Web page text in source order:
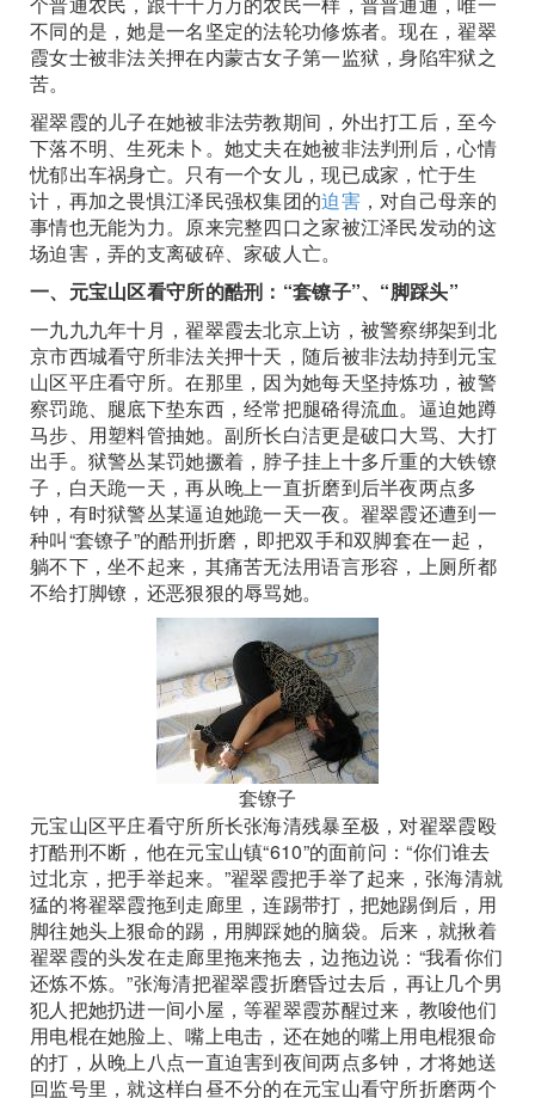
不同的是，她是一名坚定的法轮功修炼者。现在，翟翠
霞女士被非法关押在内蒙古女子第一监狱，身陷牢狱之
苦。
翟翠霞的儿子在她被非法劳教期间，外出打工后，至今
下落不明、生死未卜。她丈夫在她被非法判刑后，心情
忧郁出车祸身亡。只有一个女儿，现已成家，忙于生
计，再加之畏惧江泽民强权集团的迫害，对自己母亲的
事情也无能为力。原来完整四口之家被江泽民发动的这
场迫害，弄的支离破碎、家破人亡。
一、元宝山区看守所的酷刑：“套镣子”、“脚踩头”
一九九九年十月，翟翠霞去北京上访，被警察绑架到北
京市西城看守所非法关押十天，随后被非法劫持到元宝
山区平庄看守所。在那里，因为她每天坚持炼功，被警
察罚跪、腿底下垫东西，经常把腿硌得流血。逼迫她蹲
马步、用塑料管抽她。副所长白洁更是破口大骂、大打
出手。狱警丛某罚她撅着，脖子挂上十多斤重的大铁镣
子，白天跪一天，再从晚上一直折磨到后半夜两点多
钟，有时狱警丛某逼迫她跪一天一夜。翟翠霞还遭到一
种叫“套镣子”的酷刑折磨，即把双手和双脚套在一起，
躺不下，坐不起来，其痛苦无法用语言形容，上厕所都
不给打脚镣，还恶狠狠的辱骂她。
套镣子
元宝山区平庄看守所所长张海清残暴至极，对翟翠霞殴
打酷刑不断，他在元宝山镇“610”的面前问：“你们谁去
过北京，把手举起来。”翟翠霞把手举了起来，张海清就
猛的将翟翠霞拖到走廊里，连踢带打，把她踢倒后，用
脚往她头上狠命的踢，用脚踩她的脑袋。后来，就揪着
翟翠霞的头发在走廊里拖来拖去，边拖边说：“我看你们
还炼不炼。”张海清把翟翠霞折磨昏过去后，再让几个男
犯人把她扔进一间小屋，等翟翠霞苏醒过来，教唆他们
用电棍在她脸上、嘴上电击，还在她的嘴上用电棍狠命
的打，从晚上八点一直迫害到夜间两点多钟，才将她送
回监号里，就这样白昼不分的在元宝山看守所折磨两个